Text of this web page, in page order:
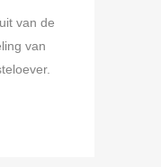
van de
van